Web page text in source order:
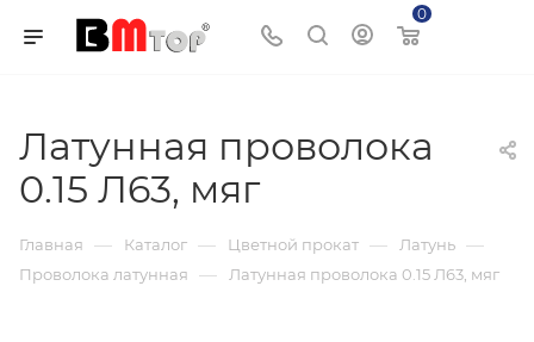
0
Латунная проволока
0.15 Л63, мяг
Главная — Каталог — Цветной прокат — Латунь —
Проволока латунная — Латунная проволока 0.15 Л63, мяг